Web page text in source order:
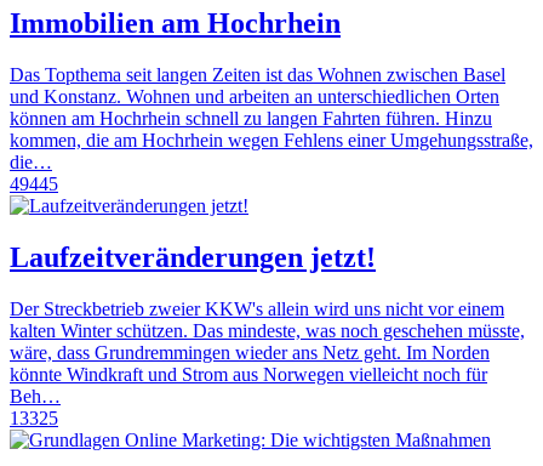
Immobilien am Hochrhein
Das Topthema seit langen Zeiten ist das Wohnen zwischen Basel
und Konstanz. Wohnen und arbeiten an unterschiedlichen Orten
können am Hochrhein schnell zu langen Fahrten führen. Hinzu
kommen, die am Hochrhein wegen Fehlens einer Umgehungsstraße,
die…
49445
Laufzeitveränderungen jetzt!
Der Streckbetrieb zweier KKW's allein wird uns nicht vor einem
kalten Winter schützen. Das mindeste, was noch geschehen müsste,
wäre, dass Grundremmingen wieder ans Netz geht. Im Norden
könnte Windkraft und Strom aus Norwegen vielleicht noch für
Beh…
13325